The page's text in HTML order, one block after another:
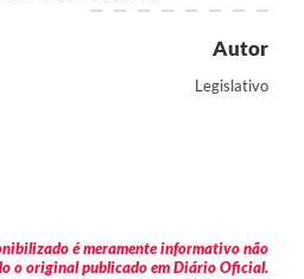
Autor
Legislativo
é meramente informativo não
o original publicado em Diário Oficial.